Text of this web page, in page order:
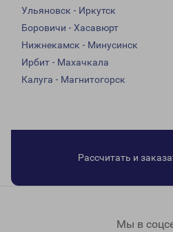
Ульяновск - Иркутск
Боровичи - Хасавюрт
Нижнекамск - Минусинск
Ирбит - Махачкала
Калуга - Магнитогорск
Рассчитать и
Мы в